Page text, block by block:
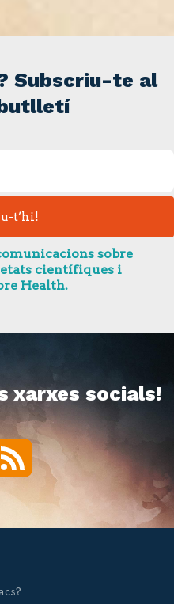
Subscriu-te al
sobre
científiques i
Health.
xarxes socials!
RSS